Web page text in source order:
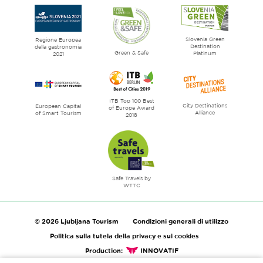
Ljubljana
City
of
literature
Regione Europea
della gastronomia
2021
Green & Safe
Slovenia Green
Destination
Platinum
European Capital
of Smart Tourism
ITB Top 100 Best
of Europe Award
2018
City Destinations
Alliance
Safe Travels by
WTTC
© 2026 Ljubljana Tourism
Condizioni generali di utilizzo
Politica sulla tutela della privacy e sui cookies
Production:
INNOVATIF